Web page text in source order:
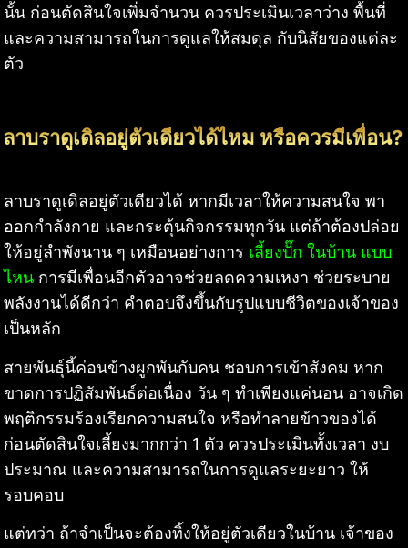
นั้น ก่อนตัดสินใจเพิ่มจำนวน ควรประเมินเวลาว่าง พื้นที่
และความสามารถในการดูแลให้สมดุล กับนิสัยของแต่ละ
ตัว
ลาบราดูเดิลอยู่ตัวเดียวได้ไหม หรือควรมีเพื่อน?
ลาบราดูเดิลอยู่ตัวเดียวได้ หากมีเวลาให้ความสนใจ พา
ออกกำลังกาย และกระตุ้นกิจกรรมทุกวัน แต่ถ้าต้องปล่อย
ให้อยู่ลำพังนาน ๆ เหมือนอย่างการ เลี้ยงปั๊ก ในบ้าน แบบ
ไหน การมีเพื่อนอีกตัวอาจช่วยลดความเหงา ช่วยระบาย
พลังงานได้ดีกว่า คำตอบจึงขึ้นกับรูปแบบชีวิตของเจ้าของ
เป็นหลัก
สายพันธุ์นี้ค่อนข้างผูกพันกับคน ชอบการเข้าสังคม หาก
ขาดการปฏิสัมพันธ์ต่อเนื่อง วัน ๆ ทำเพียงแค่นอน อาจเกิด
พฤติกรรมร้องเรียกความสนใจ หรือทำลายข้าวของได้
ก่อนตัดสินใจเลี้ยงมากกว่า 1 ตัว ควรประเมินทั้งเวลา งบ
ประมาณ และความสามารถในการดูแลระยะยาว ให้
รอบคอบ
แต่ทว่า ถ้าจำเป็นจะต้องทิ้งให้อยู่ตัวเดียวในบ้าน เจ้าของ